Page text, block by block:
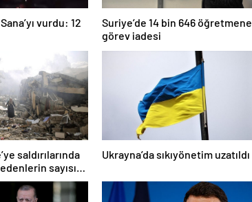
vurdu: 12
Suriye’de 14 bin 646 öğretmene
görev iadesi
saldırılarında
sayısı
Ukrayna’da sıkıyönetim uzatıldı